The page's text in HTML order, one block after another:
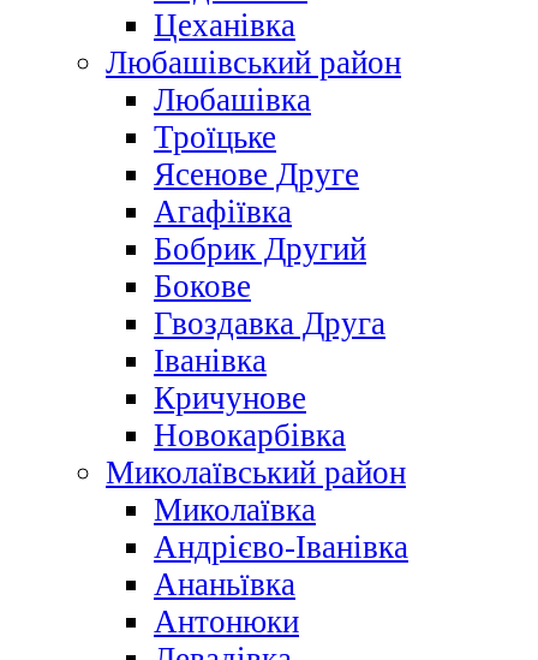
Цеханівка
Любашівський район
Любашівка
Троїцьке
Ясенове Друге
Агафіївка
Бобрик Другий
Бокове
Гвоздавка Друга
Іванівка
Кричунове
Новокарбівка
Миколаївський район
Миколаївка
Андрієво-Іванівка
Ананьївка
Антонюки